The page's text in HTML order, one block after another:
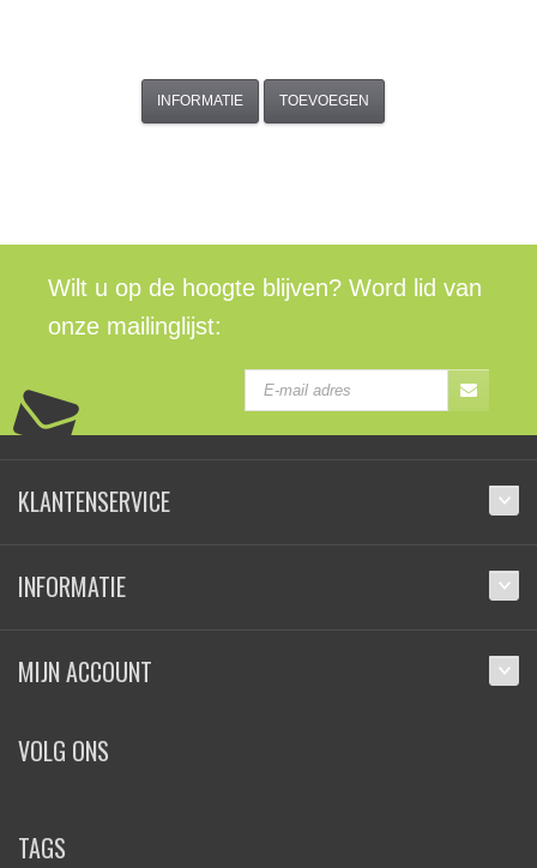
INFORMATIE TOEVOEGEN
Wilt u op de hoogte blijven? Word lid van
onze mailinglijst:
KLANTENSERVICE
INFORMATIE
MIJN ACCOUNT
VOLG ONS
TAGS